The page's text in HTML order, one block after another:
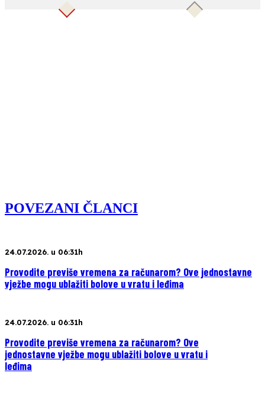
POVEZANI ČLANCI
24.07.2026. u 06:31h
Provodite previše vremena za računarom? Ove jednostavne
vježbe mogu ublažiti bolove u vratu i leđima
24.07.2026. u 06:31h
Provodite previše vremena za računarom? Ove
jednostavne vježbe mogu ublažiti bolove u vratu i
leđima